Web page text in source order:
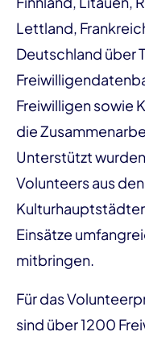
Lettland,
Deutschland über
Freiwilligen sowie
die
Unterstützt
Volunteers aus
Einsätze
mitbringen.
Für das
sind über 1200